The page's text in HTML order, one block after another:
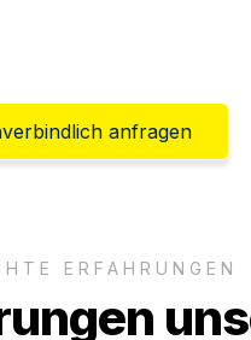
anfragen
ERFAHRUNGEN